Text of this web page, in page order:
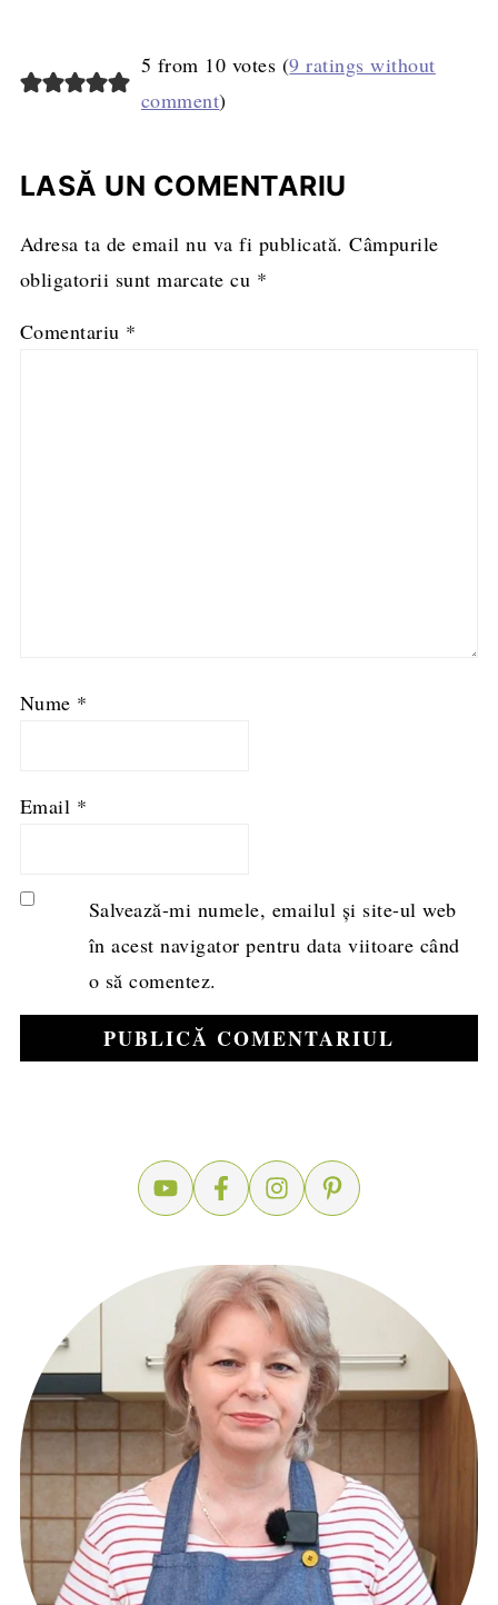
5 from 10 votes (9 ratings without
comment)
LASĂ UN COMENTARIU
Adresa ta de email nu va fi publicată. Câmpurile
obligatorii sunt marcate cu *
Comentariu *
Nume *
Email *
Salvează-mi numele, emailul și site-ul web
în acest navigator pentru data viitoare când
o să comentez.